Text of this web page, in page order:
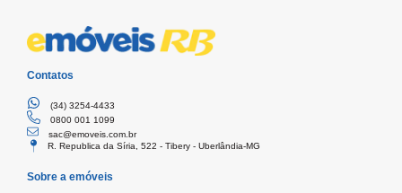
Contatos
(34) 3254-4433
0800 001 1099
sac@emoveis.com.br
R. Republica da Síria, 522 - Tibery - Uberlândia-MG
Sobre a emóveis